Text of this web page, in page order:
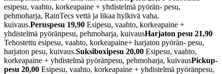
esipesu, vaahto, korkeapaine + yhdistelmä pyörän- pesu,
pehmoharja, RainTecs vettä ja likaa hylkivä vaha,
kuivaus.Peruspesu 19,90 Esipesu, vaahto, korkeapaine +
yhdistelmä pyöränpesu, pehmoharja, kuivausHarjaton pesu 21,90
Tehostettu esipesu, vaahto, korkeapaine+ harjaton pyörän- pesu,
harjaton pesu, kuivaus.Suksiboxipesu 20,00 Esipesu, vaahto,
korkeapaine + yhdistelmä pyöränpesu, pehmoharja, kuivausPickup-
pesu 20,00 Esipesu, vaahto, korkeapaine + yhdistelmä pyöränpesu,